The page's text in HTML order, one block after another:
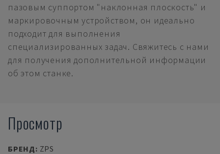
пазовым суппортом "наклонная плоскость" и
маркировочным устройством, он идеально
подходит для выполнения
специализированных задач. Свяжитесь с нами
для получения дополнительной информации
об этом станке.
Просмотр
БРЕНД: ZPS